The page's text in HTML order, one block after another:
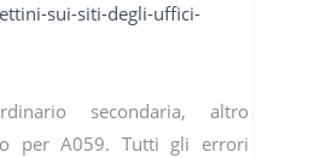
sui-siti-degli-uffici-
secondaria, altro
per A059. Tutti gli errori